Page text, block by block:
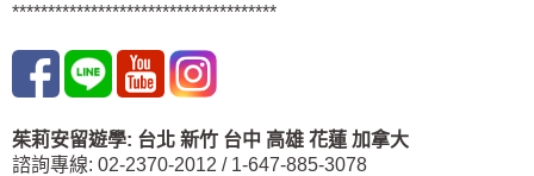
*************************************
茱莉安留遊學: 台北 新竹 台中 高雄 花蓮 加拿大
諮詢專線: 02-2370-2012 / 1-647-885-3078